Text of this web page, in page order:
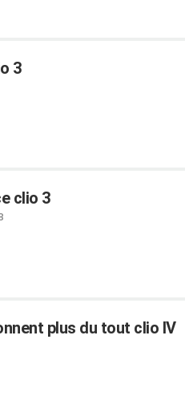
3
clio 3
plus du tout clio IV